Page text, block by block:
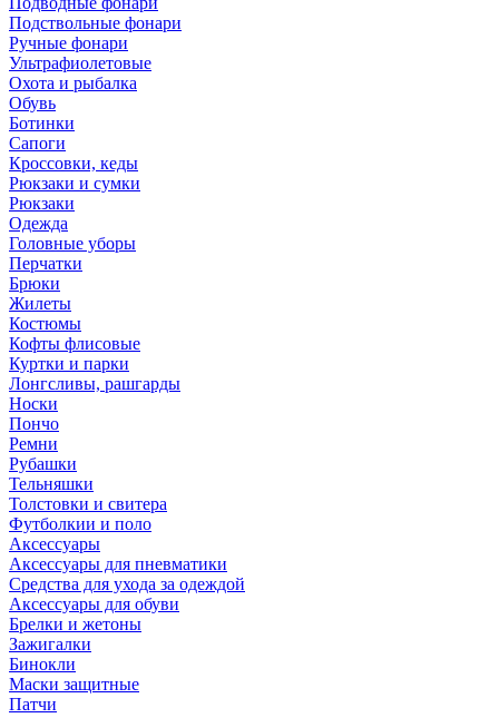
Подствольные фонари
Ручные фонари
Ультрафиолетовые
Охота и рыбалка
Обувь
Ботинки
Сапоги
Кроссовки, кеды
Рюкзаки и сумки
Рюкзаки
Одежда
Головные уборы
Перчатки
Брюки
Жилеты
Костюмы
Кофты флисовые
Куртки и парки
Лонгсливы, рашгарды
Носки
Пончо
Ремни
Рубашки
Тельняшки
Толстовки и свитера
Футболкии и поло
Аксессуары
Аксессуары для пневматики
Средства для ухода за одеждой
Аксессуары для обуви
Брелки и жетоны
Зажигалки
Бинокли
Маски защитные
Патчи